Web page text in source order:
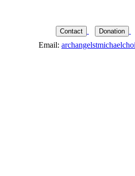
Contact Donation
Email: